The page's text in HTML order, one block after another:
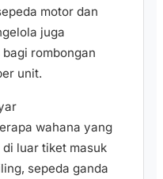
motor dan
juga
rombongan
unit.
wahana yang
luar tiket masuk
sepeda ganda